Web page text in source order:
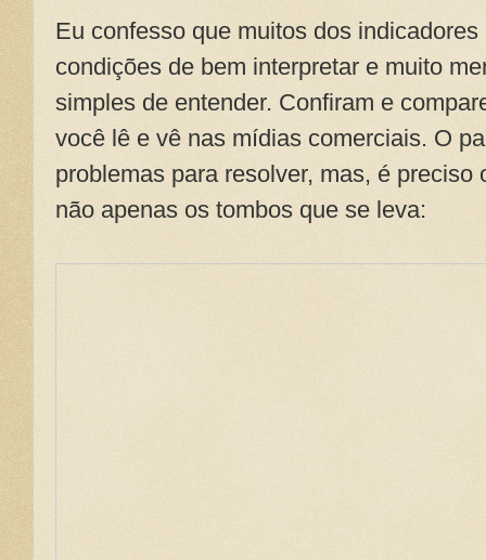
Eu confesso que muitos dos
condições de bem interpretar e muito
simples de entender. Confiram e
você lê e vê nas mídias comerciais. O
problemas para resolver, mas, é preciso
não apenas os tombos que se leva: